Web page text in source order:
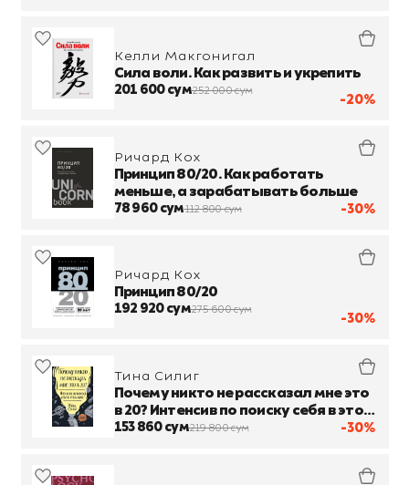
-20%
Келли Макгонигал
Сила воли. Как развить и укрепить
201 600 сум252 000 сум
-30%
Ричард Кох
Принцип 80/20. Как работать
меньше, а зарабатывать больше
78 960 сум112 800 сум
-30%
Ричард Кох
Принцип 80/20
192 920 сум275 600 сум
-30%
Тина Силиг
Почему никто не рассказал мне это
в 20? Интенсив по поиску себя в этом
мире
153 860 сум219 800 сум